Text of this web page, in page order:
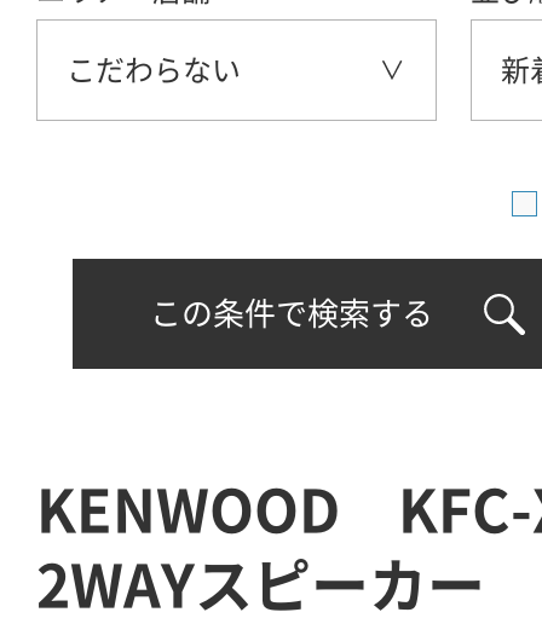
こだわらない 新
この条件で検索する
KENWOOD
2WAYスピーカー